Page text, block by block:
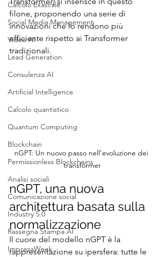
Calcolo Exascale
Social Media Management
Video AI
Lead Generation
Consulenza AI
Artificial Intelligence
Calcolo quantistico
Quantum Computing
Blockchain
Permissionless Blockchains
Analisi sociali
Comunicazione social
Industry 5.0
Rassegna Stampa AI
ImpresaWeek
filone, proponendo una serie di
innovazioni che lo rendono più
efficiente rispetto ai Transformer
tradizionali.
nGPT: Un nuovo passo nell'evoluzione dei
transformer
nGPT, una nuova
architettura basata sulla
normalizzazione
Il cuore del modello nGPT è la
rappresentazione su ipersfera: tutte le